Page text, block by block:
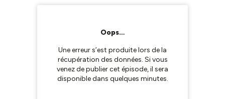
Oops…
Une erreur s’est produite lors de la
récupération des données. Si vous
venez de publier cet épisode, il sera
disponible dans quelques minutes.